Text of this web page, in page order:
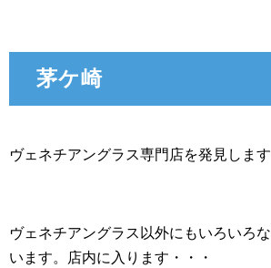
茅ケ崎
ヴェネチアングラス専門店を発見します
ヴェネチアングラス以外にもいろいろ
います。店内に入ります・・・